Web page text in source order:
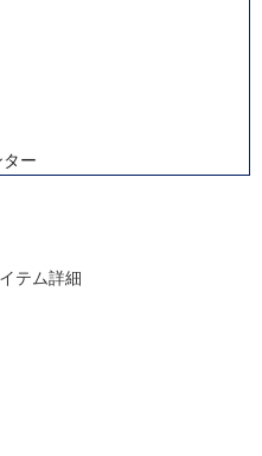
ー
ィテュート
告書
ログラム「超成熟社会発展のサ
テム詳細